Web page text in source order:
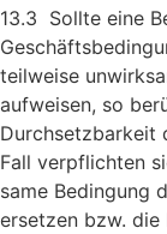
13.3 Sollte eine
teilweise
aufweisen, so
Durchsetzbarkeit
Fall verpflichten
same Bedingung
ersetzen bzw.